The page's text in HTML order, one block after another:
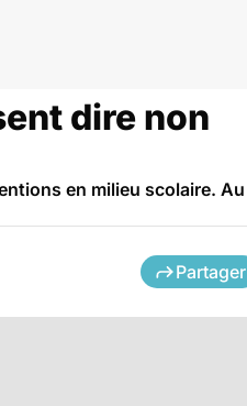
dire non
en milieu scolaire. Au
Partager